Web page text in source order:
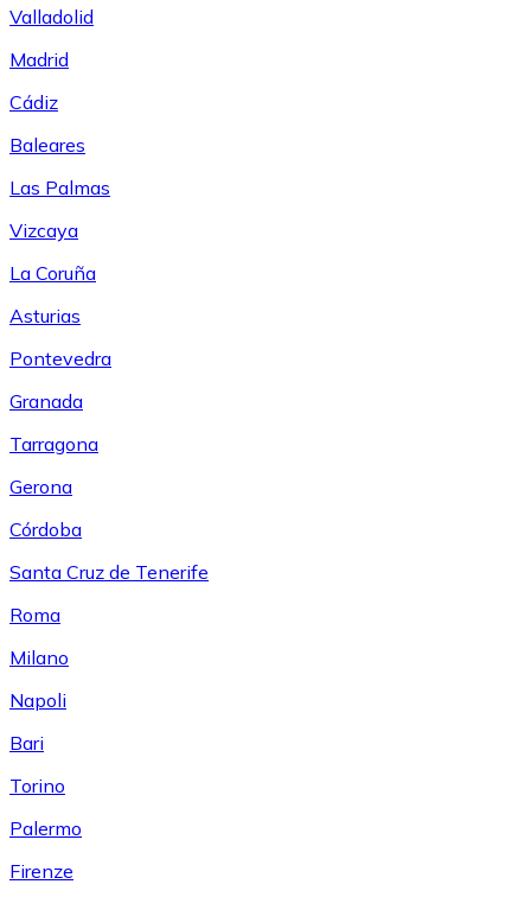
Valladolid
Madrid
Cádiz
Baleares
Las Palmas
Vizcaya
La Coruña
Asturias
Pontevedra
Granada
Tarragona
Gerona
Córdoba
Santa Cruz de Tenerife
Roma
Milano
Napoli
Bari
Torino
Palermo
Firenze